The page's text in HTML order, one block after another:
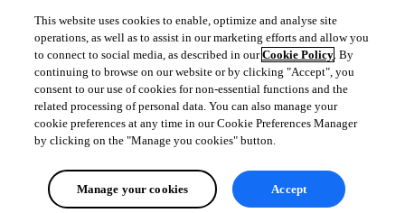
This website uses cookies to enable, optimize and analyse site
operations, as well as to assist in our marketing efforts and allow you
to connect to social media, as described in ourCookie Policy. By
continuing to browse on our website or by clicking "Accept", you
consent to our use of cookies for non-essential functions and the
related processing of personal data. You can also manage your
cookie preferences at any time in our Cookie Preferences Manager
by clicking on the "Manage you cookies" button.
Manage your cookies Accept